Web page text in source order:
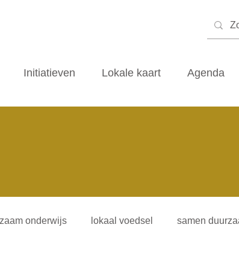
Initiatieven Lokale kaart Agenda
onderwijs lokaal voedsel samen